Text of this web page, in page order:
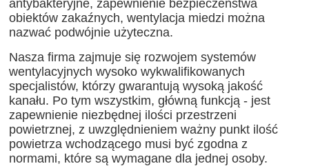
antybakteryjne, zapewnienie bezpieczeństwa
obiektów zakaźnych, wentylacja miedzi można
nazwać podwójnie użyteczna.
Nasza firma zajmuje się rozwojem systemów
wentylacyjnych wysoko wykwalifikowanych
specjalistów, którzy gwarantują wysoką jakość
kanału. Po tym wszystkim, główną funkcją - jest
zapewnienie niezbędnej ilości przestrzeni
powietrznej, z uwzględnieniem ważny punkt ilość
powietrza wchodzącego musi być zgodna z
normami, które są wymagane dla jednej osoby.